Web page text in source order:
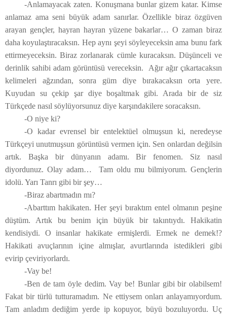
-Anlamayacak zaten. Konuşmana bunlar gizem katar. Kimse
anlamaz ama seni büyük adam sanırlar. Özellikle biraz özgüven
arayan gençler, hayran hayran yüzene bakarlar… O zaman biraz
daha koyulaştıracaksın. Hep aynı şeyi söyleyeceksin ama bunu fark
ettirmeyeceksin. Biraz zorlanarak cümle kuracaksın. Düşünceli ve
derinlik sahibi adam görüntüsü vereceksin. Ağır ağır çıkartacaksın
kelimeleri ağzından, sonra güm diye bırakacaksın orta yere.
Kuyudan su çekip şar diye boşaltmak gibi. Arada bir de siz
Türkçede nasıl söylüyorsunuz diye karşındakilere soracaksın.
-O niye ki?
-O kadar evrensel bir entelektüel olmuşsun ki, neredeyse
Türkçeyi unutmuşsun görüntüsü vermen için. Sen onlardan değilsin
artık. Başka bir dünyanın adamı. Bir fenomen. Siz nasıl
diyordunuz. Olay adam… Tam oldu mu bilmiyorum. Gençlerin
idolü. Yarı Tanrı gibi bir şey…
-Biraz abartmadın mı?
-Abarttım hakikaten. Her şeyi bıraktım entel olmanın peşine
düştüm. Artık bu benim için büyük bir takıntıydı. Hakikatin
kendisiydi. O insanlar hakikate ermişlerdi. Ermek ne demek!?
Hakikati avuçlarının içine almışlar, avurtlarında istedikleri gibi
evirip çeviriyorlardı.
-Vay be!
-Ben de tam öyle dedim. Vay be! Bunlar gibi bir olabilsem!
Fakat bir türlü tutturamadım. Ne ettiysem onları anlayamıyordum.
Tam anladım dediğim yerde ip kopuyor, büyü bozuluyordu. Uç